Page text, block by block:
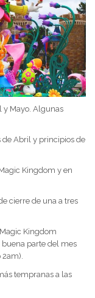
y Mayo. Algunas
de Abril y principios de
Kingdom y en
cierre de una a tres
Kingdom
parte del mes
tempranas a las